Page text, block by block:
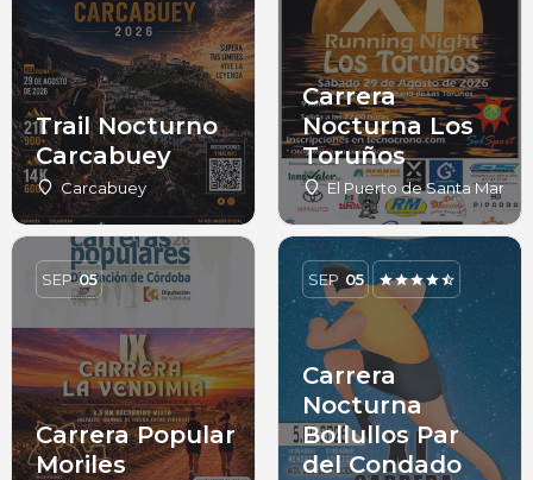
Trail Nocturno
Carcabuey
Carcabuey
Carrera
Nocturna Los
Toruños
El Puerto de Santa María
Carrera Popular
Moriles
SEP 05
Carrera
Nocturna
Bollullos Par
del Condado
SEP 05